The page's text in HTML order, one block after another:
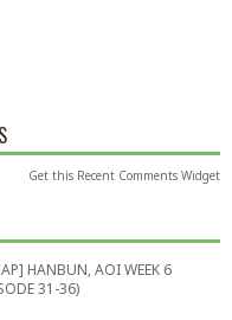
Get this Recent Comments Widget
HANBUN, AOI WEEK 6
31-36)